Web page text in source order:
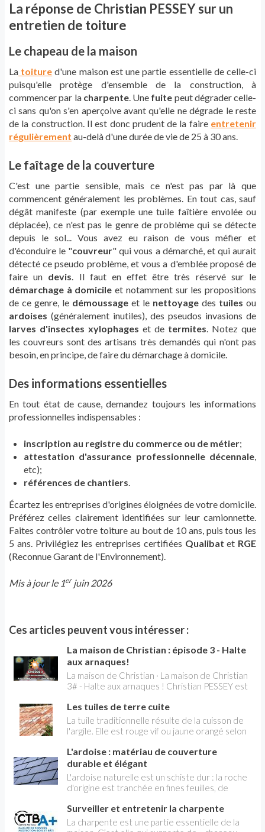
La réponse de Christian PESSEY sur un
entretien de toiture
Le chapeau de la maison
La toiture d'une maison est une partie essentielle de celle-ci
puisqu'elle protège d'ensemble de la construction, à
commencer par la charpente. Une fuite peut dégrader celle-
ci sans qu'on s'en aperçoive avant qu'elle ne dégrade le reste
de la construction. Il est donc prudent de la faire entretenir
régulièrement au-delà d'une durée de vie de 25 à 30 ans.
Le faîtage de la couverture
C'est une partie sensible, mais ce n'est pas par là que
commencent généralement les problèmes. En tout cas, sauf
dégât manifeste (par exemple une tuile faîtière envolée ou
déplacée), ce n'est pas le genre de problème qui se détecte
depuis le sol... Vous avez eu raison de vous méfier et
d'éconduire le "couvreur" qui vous a démarché, et qui aurait
détecté ce pseudo problème, et vous a d'emblée proposé de
faire un devis. Il faut en effet être très réservé sur le
démarchage à domicile et notamment sur les propositions
de ce genre, le démoussage et le nettoyage des tuiles ou
ardoises (généralement inutiles), des pseudos invasions de
larves d'insectes xylophages et de termites. Notez que
les couvreurs sont des artisans très demandés qui n'ont pas
besoin, en principe, de faire du démarchage à domicile.
Des informations essentielles
En tout état de cause, demandez toujours les informations
professionnelles indispensables :
inscription au registre du commerce ou de métier;
attestation d'assurance professionnelle décennale,
etc);
références de chantiers.
Écartez les entreprises d'origines éloignées de votre domicile.
Préférez celles clairement identifiées sur leur camionnette.
Faites contrôler votre toiture au bout de 10 ans, puis tous les
5 ans. Privilégiez les entreprises certifiées Qualibat et RGE
(Reconnue Garant de l'Environnement).
Mis à jour le 1erjuin 2026
Ces articles peuvent vous intéresser :
La maison de Christian : épisode 3 - Halte
aux arnaques!
La maison de Christian · La maison de Christian
3# - Halte aux arnaques ! Christian PESSEY est
Maison de Christian"! Émission spéciale
arnaques aux démarchages téléphonique ,avec
david rodriguès , juriste à la CLCV
Les tuiles de terre cuite
La tuile traditionnelle résulte de la cuisson de
l'argile. Elle est rouge vif ou jaune orangé selon
mondiale est apparue la tuile "béton", teintée
dans la masse, qui concurrence sérieusement
la tuile traditionnelle en raison de ses qualités
(non gélive, non poreuse, facile à trancher, de
format régulier, etc.) et de son coût
légèrement moindre. D'une façon générale, les
régions de tuiles terre cuite sont généralisées
dans les régions argileuses.
L'ardoise : matériau de couverture
durable et élégant
L'ardoise naturelle est un schiste dur : la roche
d'origine est tranchée en fines feuilles, de
de la meilleure qualité) est l'ardoise d'Angers,
bleu-gris. Malheureusement les gisements sont
Surveiller et entretenir la charpente
La charpente est une partie essentielle de la